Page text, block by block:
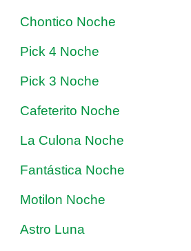
Chontico Noche
Pick 4 Noche
Pick 3 Noche
Cafeterito Noche
La Culona Noche
Fantástica Noche
Motilon Noche
Astro Luna